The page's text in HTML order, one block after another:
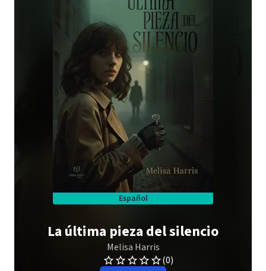
Español
La última pieza del silencio
Melisa Harris
(0)